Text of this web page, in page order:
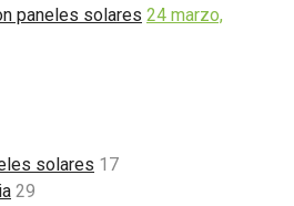
paneles solares 24 marzo,
solares 17
29